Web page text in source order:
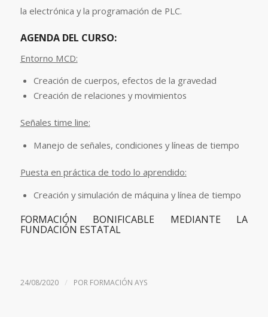
la electrónica y la programación de PLC.
AGENDA DEL CURSO:
Entorno MCD:
Creación de cuerpos, efectos de la gravedad
Creación de relaciones y movimientos
Señales time line:
Manejo de señales, condiciones y líneas de tiempo
Puesta en práctica de todo lo aprendido:
Creación y simulación de máquina y línea de tiempo
FORMACIÓN BONIFICABLE MEDIANTE LA
FUNDACIÓN ESTATAL
24/08/2020 / POR FORMACIÓN AYS